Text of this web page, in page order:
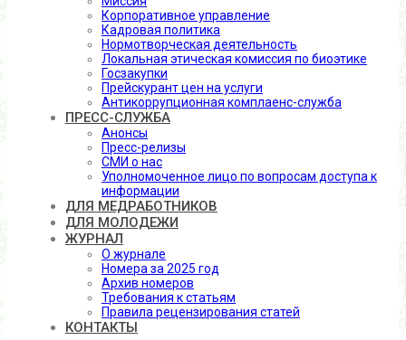
Корпоративное управление
Кадровая политика
Нормотворческая деятельность
Локальная этическая комиссия по биоэтике
Госзакупки
Прейскурант цен на услуги
Антикоррупционная комплаенс-служба
ПРЕСС-СЛУЖБА
Анонсы
Пресс-релизы
СМИ о нас
Уполномоченное лицо по вопросам доступа к
информации
ДЛЯ МЕДРАБОТНИКОВ
ДЛЯ МОЛОДЕЖИ
ЖУРНАЛ
О журнале
Номера за 2025 год
Архив номеров
Требования к статьям
Правила рецензирования статей
КОНТАКТЫ